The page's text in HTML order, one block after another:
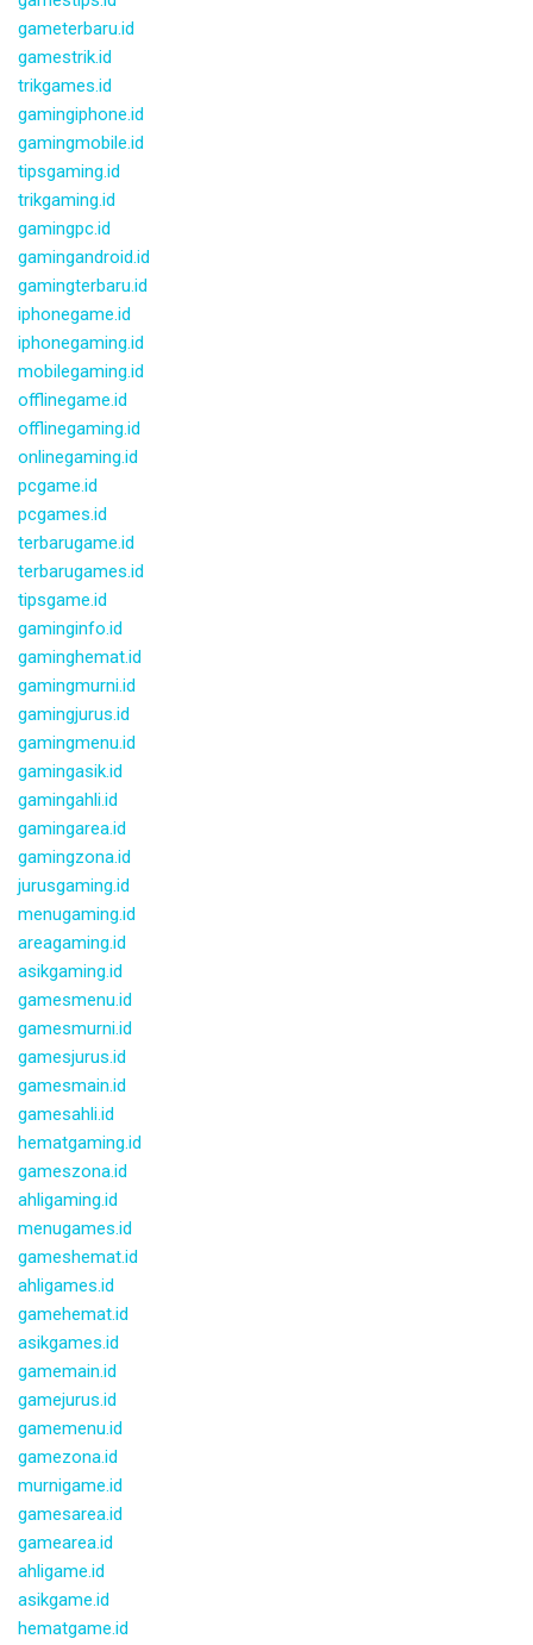
gameterbaru.id
gamestrik.id
trikgames.id
gamingiphone.id
gamingmobile.id
tipsgaming.id
trikgaming.id
gamingpc.id
gamingandroid.id
gamingterbaru.id
iphonegame.id
iphonegaming.id
mobilegaming.id
offlinegame.id
offlinegaming.id
onlinegaming.id
pcgame.id
pcgames.id
terbarugame.id
terbarugames.id
tipsgame.id
gaminginfo.id
gaminghemat.id
gamingmurni.id
gamingjurus.id
gamingmenu.id
gamingasik.id
gamingahli.id
gamingarea.id
gamingzona.id
jurusgaming.id
menugaming.id
areagaming.id
asikgaming.id
gamesmenu.id
gamesmurni.id
gamesjurus.id
gamesmain.id
gamesahli.id
hematgaming.id
gameszona.id
ahligaming.id
menugames.id
gameshemat.id
ahligames.id
gamehemat.id
asikgames.id
gamemain.id
gamejurus.id
gamemenu.id
gamezona.id
murnigame.id
gamesarea.id
gamearea.id
ahligame.id
asikgame.id
hematgame.id